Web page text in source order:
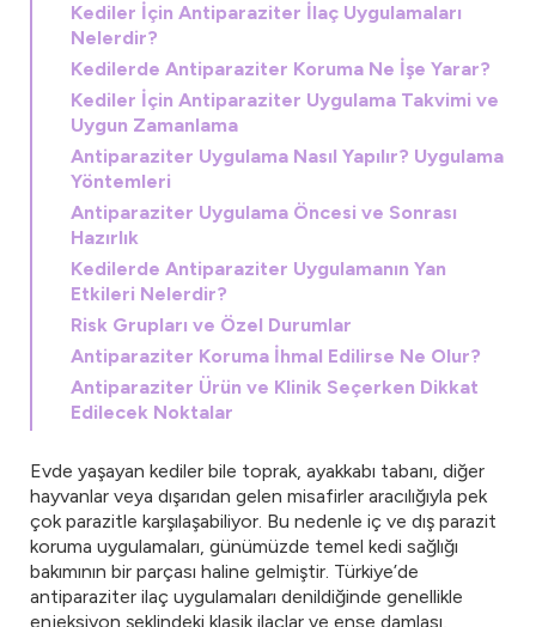
Kediler İçin Antiparaziter İlaç Uygulamaları
Nelerdir?
Kedilerde Antiparaziter Koruma Ne İşe Yarar?
Kediler İçin Antiparaziter Uygulama Takvimi ve
Uygun Zamanlama
Antiparaziter Uygulama Nasıl Yapılır? Uygulama
Yöntemleri
Antiparaziter Uygulama Öncesi ve Sonrası
Hazırlık
Kedilerde Antiparaziter Uygulamanın Yan
Etkileri Nelerdir?
Risk Grupları ve Özel Durumlar
Antiparaziter Koruma İhmal Edilirse Ne Olur?
Antiparaziter Ürün ve Klinik Seçerken Dikkat
Edilecek Noktalar
Evde yaşayan kediler bile toprak, ayakkabı tabanı, diğer
hayvanlar veya dışarıdan gelen misafirler aracılığıyla pek
çok parazitle karşılaşabiliyor. Bu nedenle iç ve dış parazit
koruma uygulamaları, günümüzde temel kedi sağlığı
bakımının bir parçası haline gelmiştir. Türkiye’de
antiparaziter ilaç uygulamaları denildiğinde genellikle
enjeksiyon şeklindeki klasik ilaçlar ve ense damlası,